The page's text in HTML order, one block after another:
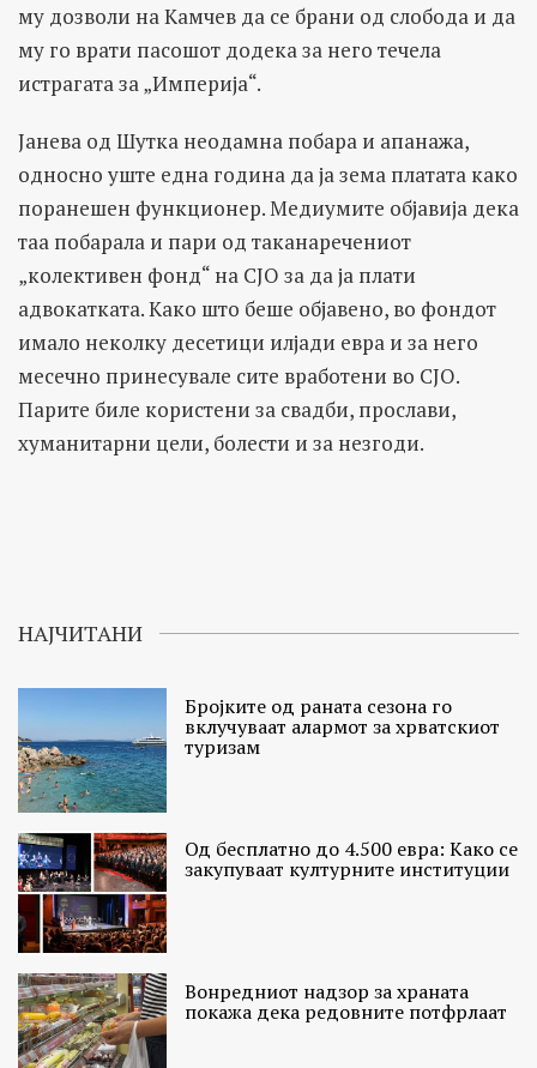
му дозволи на Камчев да се брани од слобода и да
му го врати пасошот додека за него течела
истрагата за „Империја“.
Јанева од Шутка неодамна побара и апанажа,
односно уште една година да ја зема платата како
поранешен функционер. Mедиумите објавија дека
таа побарала и пари од таканаречениот
„колективен фонд“ на СЈО за да ја плати
адвокатката. Како што беше објавено, во фондот
имало неколку десетици илјади евра и за него
месечно принесувале сите вработени во СЈО.
Парите биле користени за свадби, прослави,
хуманитарни цели, болести и за незгоди.
НАЈЧИТАНИ
Бројките од раната сезона го
вклучуваат алармот за хрватскиот
туризам
Од бесплатно до 4.500 евра: Како се
закупуваат културните институции
Вонредниот надзор за храната
покажа дека редовните потфрлаат